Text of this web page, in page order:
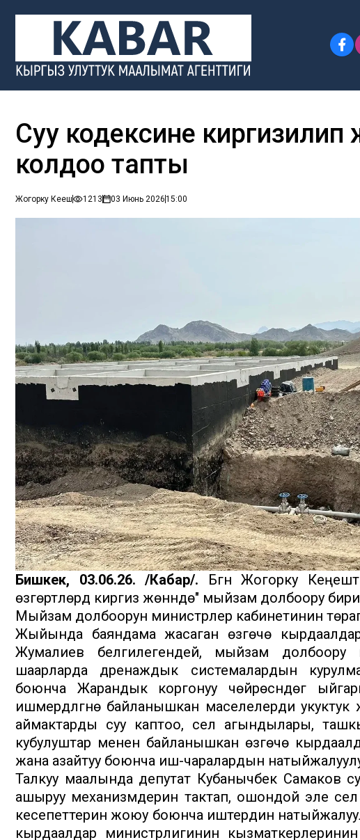
Суу кодексине киргизилип
колдоо тапты
Жогорку Кеңеш 1213 03 Июнь 202615:00
Бишкек, 03.06.26. /Кабар/. Бүгүн Жогорку
өзгөртүүлөрдү киргизүү жөнүндө" мыйзам долбоору
Мыйзам долбоорун министрлер кабинетинин
Жыйында баяндама жасаган өзгөчө
Жумалиев белгилегендей, мыйзам долбоору
шаарларда дренаждык системалардын
боюнча Жарандык коргонуу чөйрөсүндөгү
ишмердүүлүгүнө байланышкан маселелерди
аймактарды суу каптоо, сел агындылары,
кубулуштар менен байланышкан өзгөчө
жана азайтуу боюнча иш-чаралардын
Талкуу маалында депутат Кубанычбек Самаков
ашыруу механизмдерин тактап, ошондой эле
кесепеттерин жоюу боюнча иштердин
кырдаалдар министрлигинин